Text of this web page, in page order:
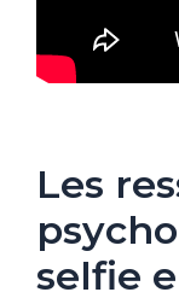
Les
selfie